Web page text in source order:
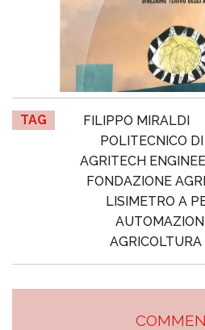
TAG FILIPPO MIRALDI
POLITECNICO
AGRITECH
FONDAZIONE
LISIMETRO A